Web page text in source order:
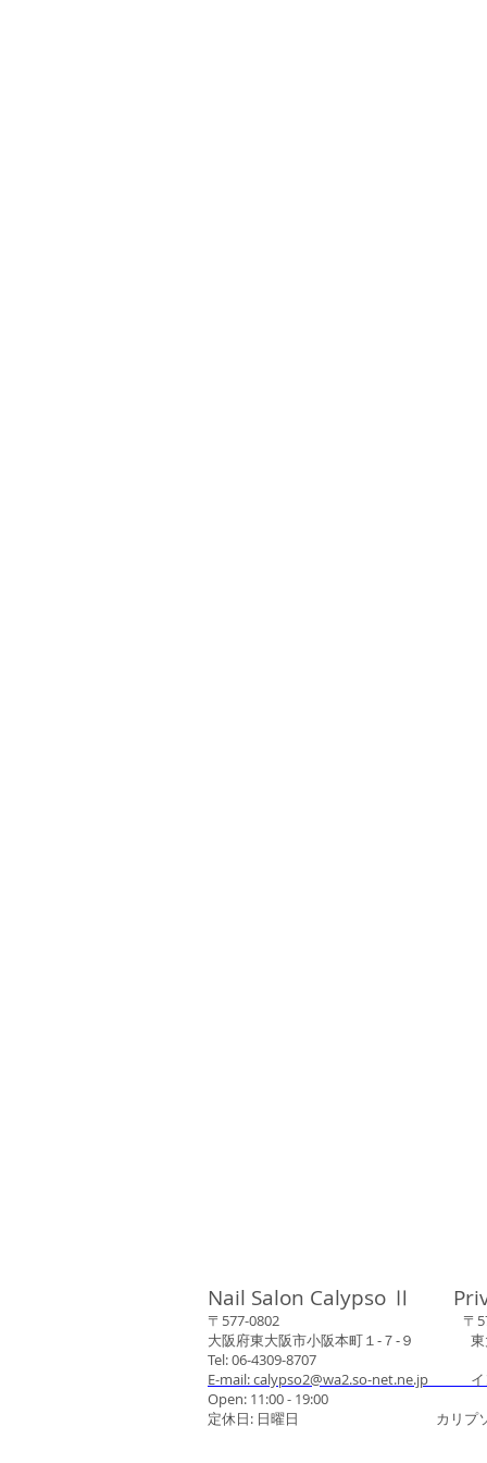
Nail Salon Calypso Ⅱ
〒577-0802 〒577-
大阪府東大阪市小阪本町１‐７‐９ 東
Tel: 06-4309-8707
E-mail: calypso2@wa2.so-net.ne.jp イ
Open: 11:00 - 19:00
定休日: 日曜日 カリプソネイ